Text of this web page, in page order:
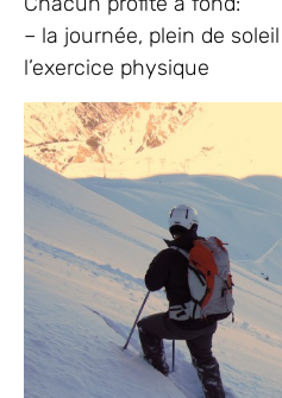
– la journée, plein de
l’exercice physique